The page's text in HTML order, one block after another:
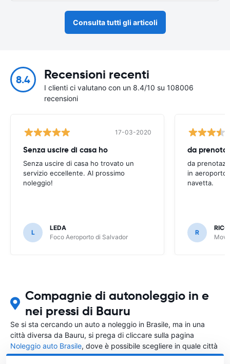
Consulta tutti gli articoli
8.4 Recensioni recenti
I clienti ci valutano con un 8.4/10 su 108006
recensioni
17-03-2020
Senza uscire di casa ho
Senza uscire di casa ho trovato un
servizio eccellente. Al prossimo
noleggio!
L
LEDA
Foco Aeroporto di Salvador
da
in aeroporto
navetta.
R
Compagnie di autonoleggio in e
nei pressi di Bauru
Se si sta cercando un auto a noleggio in Brasile, ma in una
città diversa da Bauru, si prega di cliccare sulla pagina
Noleggio auto Brasile, dove è possibile scegliere in quale città
in Brasile si vuole noleggiare l'auto.